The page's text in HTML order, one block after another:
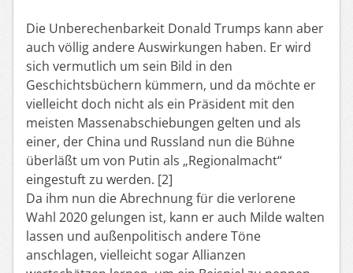
Die Unberechenbarkeit Donald Trumps kann aber
auch völlig andere Auswirkungen haben. Er wird
sich vermutlich um sein Bild in den
Geschichtsbüchern kümmern, und da möchte er
vielleicht doch nicht als ein Präsident mit den
meisten Massenabschiebungen gelten und als
einer, der China und Russland nun die Bühne
überläßt um von Putin als „Regionalmacht“
eingestuft zu werden. [2]
Da ihm nun die Abrechnung für die verlorene
Wahl 2020 gelungen ist, kann er auch Milde walten
lassen und außenpolitisch andere Töne
anschlagen, vielleicht sogar Allianzen